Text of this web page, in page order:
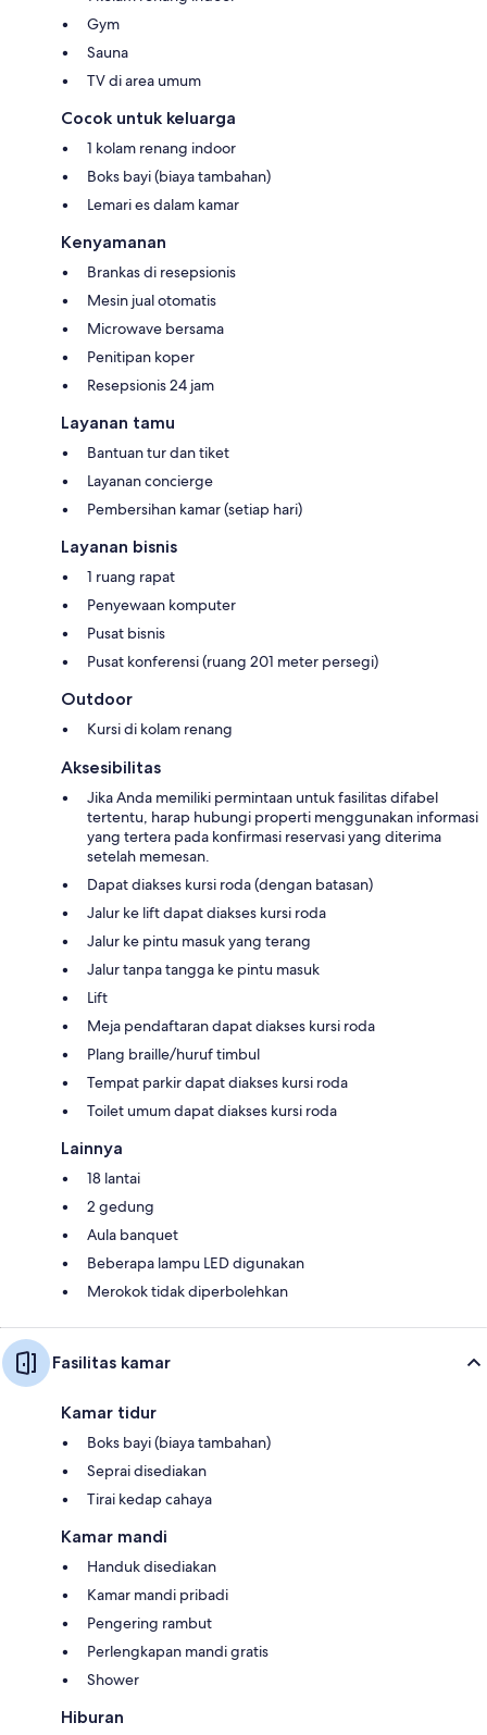
Gym
Sauna
TV di area umum
Cocok untuk keluarga
1 kolam renang indoor
Boks bayi (biaya tambahan)
Lemari es dalam kamar
Kenyamanan
Brankas di resepsionis
Mesin jual otomatis
Microwave bersama
Penitipan koper
Resepsionis 24 jam
Layanan tamu
Bantuan tur dan tiket
Layanan concierge
Pembersihan kamar (setiap hari)
Layanan bisnis
1 ruang rapat
Penyewaan komputer
Pusat bisnis
Pusat konferensi (ruang 201 meter persegi)
Outdoor
Kursi di kolam renang
Aksesibilitas
Jika Anda memiliki permintaan untuk fasilitas difabel
tertentu, harap hubungi properti menggunakan informasi
yang tertera pada konfirmasi reservasi yang diterima
setelah memesan.
Dapat diakses kursi roda (dengan batasan)
Jalur ke lift dapat diakses kursi roda
Jalur ke pintu masuk yang terang
Jalur tanpa tangga ke pintu masuk
Lift
Meja pendaftaran dapat diakses kursi roda
Plang braille/huruf timbul
Tempat parkir dapat diakses kursi roda
Toilet umum dapat diakses kursi roda
Lainnya
18 lantai
2 gedung
Aula banquet
Beberapa lampu LED digunakan
Merokok tidak diperbolehkan
Fasilitas kamar
Kamar tidur
Boks bayi (biaya tambahan)
Seprai disediakan
Tirai kedap cahaya
Kamar mandi
Handuk disediakan
Kamar mandi pribadi
Pengering rambut
Perlengkapan mandi gratis
Shower
Hiburan